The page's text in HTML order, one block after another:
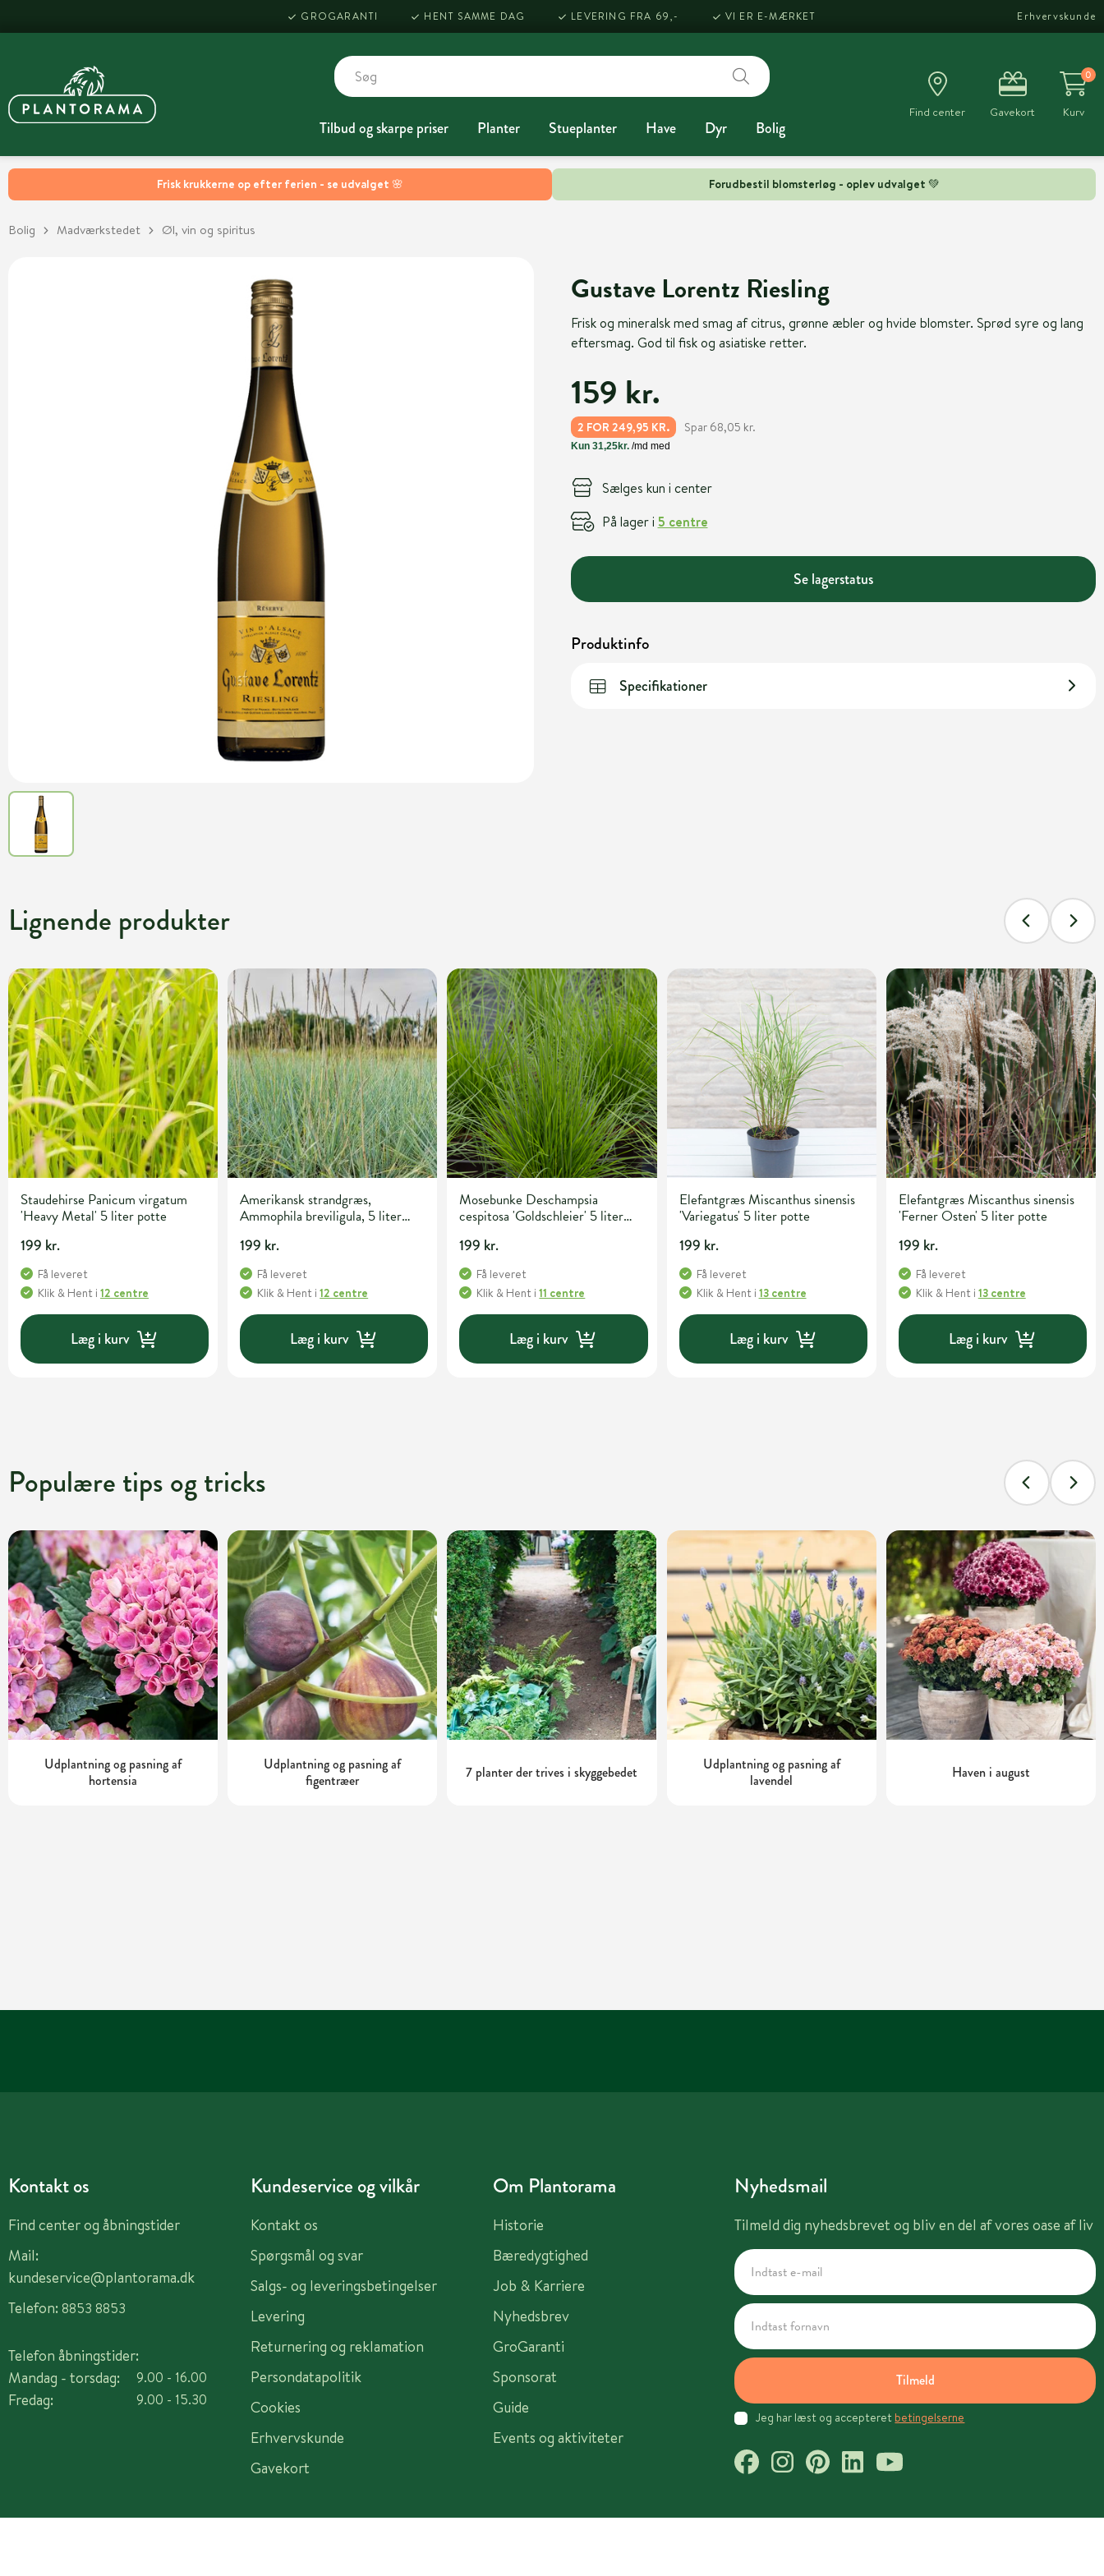
Frisk krukkerne op efter ferien - se udvalget 🌸 Forudbestil blomsterløg - oplev udvalget 💚
GROGARANTI HENT SAMME DAG LEVERING FRA 69,- VI ER E-MÆRKET Erhvervskunde
Tilbud og skarpe priser Planter Stueplanter Have Dyr Bolig
Find center Gavekort
0
Kurv
Bolig Madværkstedet Øl, vin og spiritus
Gustave Lorentz Riesling
Frisk og mineralsk med smag af citrus, grønne æbler og hvide blomster. Sprød syre og lang
eftersmag. God til fisk og asiatiske retter.
159 kr.
2 FOR 249,95 KR. Spar 68,05 kr.
Sælges kun i center
På lager i 5 centre
Se lagerstatus
Produktinfo
Specifikationer
Lignende produkter
Staudehirse Panicum virgatum
'Heavy Metal' 5 liter potte
199 kr.
Få leveret
Klik & Hent i 12 centre
Læg i kurv
Amerikansk strandgræs,
Ammophila breviligula, 5 liter
199 kr.
Få leveret
Klik & Hent i12 centre
Læg i kurv
Mosebunke Deschampsia
cespitosa 'Goldschleier' 5 liter
199 kr.
Få leveret
Klik & Hent i11 centre
Læg i kurv
Elefantgræs Miscanthus sinensis
'Variegatus' 5 liter potte
199 kr.
Få leveret
Klik & Hent i 13 centre
Læg i kurv
Elefantgræs Miscanthus sinensis
'Ferner Osten' 5 liter potte
199 kr.
Få leveret
Klik & Hent i 13 centre
Læg i kurv
Populære tips og tricks
Udplantning og pasning af
hortensia
Udplantning og pasning af
figentræer
7 planter der trives i skyggebedet
Udplantning og pasning af
lavendel
Haven i august
Kontakt os
Find center og åbningstider
Mail:
kundeservice@plantorama.dk
Telefon: 8853 8853
Telefon åbningstider:
Mandag - torsdag:
Fredag:
9.00 - 16.00
9.00 - 15.30
Kundeservice og vilkår
Kontakt os
Spørgsmål og svar
Salgs- og leveringsbetingelser
Levering
Returnering og reklamation
Persondatapolitik
Cookies
Erhvervskunde
Gavekort
Om Plantorama
Historie
Bæredygtighed
Job & Karriere
Nyhedsbrev
GroGaranti
Sponsorat
Guide
Events og aktiviteter
Nyhedsmail
Tilmeld dig nyhedsbrevet og bliv en del af vores oase af liv
Tilmeld
Jeg har læst og accepteret betingelserne